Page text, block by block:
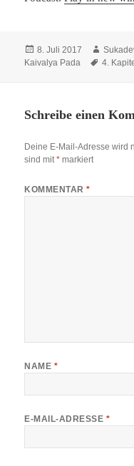
Veröffentlicht
am
8. Juli 2017 Autor
Kaivalya Pada
4.
Schreibe einen
Deine E-Mail-Adresse wird
sind mit* markiert
KOMMENTAR*
NAME *
E-MAIL-ADRESSE *